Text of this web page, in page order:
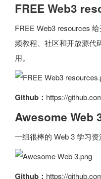
FREE Web3
FREE Web3 resources
频教程、社区和开放源代
用。
Github： https://
Awesome Web
一组很棒的 Web 3 学习资
Github： https://